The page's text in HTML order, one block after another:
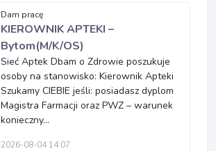
Dam pracę
KIEROWNIK APTEKI –
Bytom(M/K/OS)
Sieć Aptek Dbam o Zdrowie poszukuje
osoby na stanowisko: Kierownik Apteki
Szukamy CIEBIE jeśli: posiadasz dyplom
Magistra Farmacji oraz PWZ – warunek
konieczny...
2026-08-04 14:07